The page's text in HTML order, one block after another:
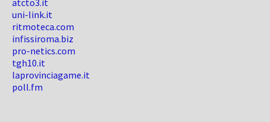
atcto3.it
uni-link.it
ritmoteca.com
infissiroma.biz
pro-netics.com
tgh10.it
laprovinciagame.it
poll.fm